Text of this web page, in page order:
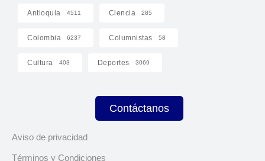
Antioquia 4511 Ciencia 285
Colombia 6237 Columnistas 58
Cultura 403 Deportes 3069
Contáctanos
Aviso de privacidad
Términos y Condiciones